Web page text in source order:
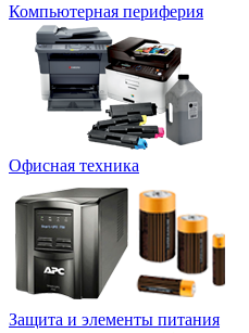
Компьютерная периферия
Офисная техника
Защита и элементы питания